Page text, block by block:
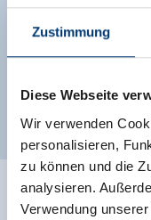
Zustimmung
Diese Webseite
Wir verwenden
personalisieren,
zu können und die
analysieren.
Verwendung
🜉 🗔
Ratings